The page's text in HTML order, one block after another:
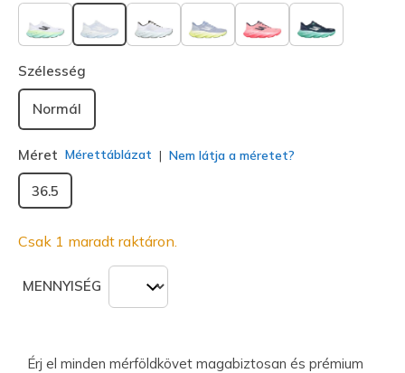
kiválasztva
Szélesség
Normál
Méret Mérettáblázat Nem látja a méretet?
36.5
Csak 1 maradt raktáron.
MENNYISÉG
Érj el minden mérföldkövet magabiztosan és prémium